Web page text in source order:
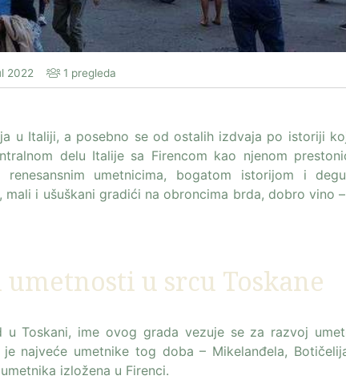
2022 1 pregleda
u Italiji, a posebno se od ostalih izdvaja po istoriji
delu Italije sa Firencom kao njenom
umetnicima, bogatom istorijom i
i ušuškani gradići na obroncima brda, dobro vino
umetnosti u srcu Toskane
u Toskani, ime ovog grada vezuje se za razvoj
je najveće umetnike tog doba – Mikelanđela,
izložena u Firenci.